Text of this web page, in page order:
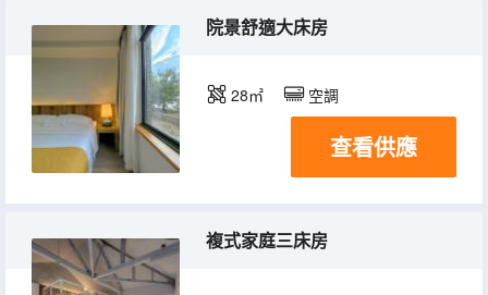
院景舒適大床房
28㎡ 空調
查看供應
複式家庭三床房